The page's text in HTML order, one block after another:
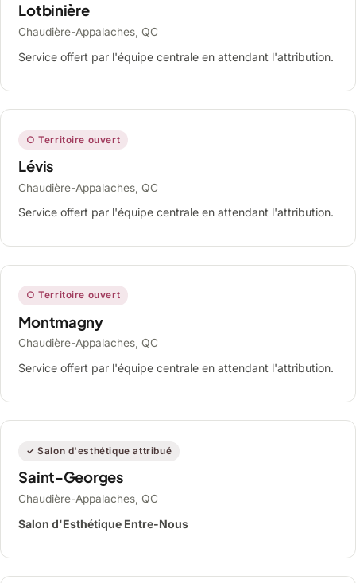
Lotbinière
Chaudière-Appalaches, QC
Service offert par l'équipe centrale en attendant l'attribution.
○ Territoire ouvert
Lévis
Chaudière-Appalaches, QC
Service offert par l'équipe centrale en attendant l'attribution.
○ Territoire ouvert
Montmagny
Chaudière-Appalaches, QC
Service offert par l'équipe centrale en attendant l'attribution.
✓ Salon d'esthétique attribué
Saint-Georges
Chaudière-Appalaches, QC
Salon d'Esthétique Entre-Nous